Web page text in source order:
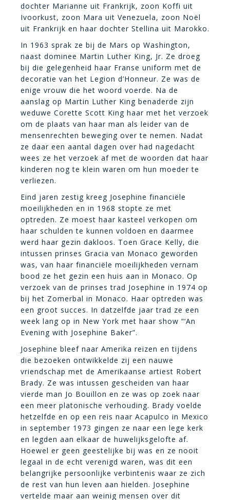
dochter Marianne uit Frankrijk, zoon Koffi uit
Ivoorkust, zoon Mara uit Venezuela, zoon Noël
uit Frankrijk en haar dochter Stellina uit Marokko.
In 1963 sprak ze bij de Mars op Washington,
naast dominee Martin Luther King, Jr. Ze droeg
bij die gelegenheid haar Franse uniform met de
decoratie van het Legion d’Honneur. Ze was de
enige vrouw die het woord voerde. Na de
aanslag op Martin Luther King benaderde zijn
weduwe Corette Scott King haar met het verzoek
om de plaats van haar man als leider van de
mensenrechten beweging over te nemen. Nadat
ze daar een aantal dagen over had nagedacht
wees ze het verzoek af met de woorden dat haar
kinderen nog te klein waren om hun moeder te
verliezen.
Eind jaren zestig kreeg Josephine financiële
moeilijkheden en in 1968 stopte ze met
optreden. Ze moest haar kasteel verkopen om
haar schulden te kunnen voldoen en daarmee
werd haar gezin dakloos. Toen Grace Kelly, die
intussen prinses Gracia van Monaco geworden
was, van haar financiële moeilijkheden vernam
bood ze het gezin een huis aan in Monaco. Op
verzoek van de prinses trad Josephine in 1974 op
bij het Zomerbal in Monaco. Haar optreden was
een groot succes. In datzelfde jaar trad ze een
week lang op in New York met haar show “‘An
Evening with Josephine Baker”.
Josephine bleef naar Amerika reizen en tijdens
die bezoeken ontwikkelde zij een nauwe
vriendschap met de Amerikaanse artiest Robert
Brady. Ze was intussen gescheiden van haar
vierde man Jo Bouillon en ze was op zoek naar
een meer platonische verhouding. Brady voelde
hetzelfde en op een reis naar Acapulco in Mexico
in september 1973 gingen ze naar een lege kerk
en legden aan elkaar de huwelijksgelofte af.
Hoewel er geen geestelijke bij was en ze nooit
legaal in de echt verenigd waren, was dit een
belangrijke persoonlijke verbintenis waar ze zich
de rest van hun leven aan hielden. Josephine
vertelde maar aan weinig mensen over dit